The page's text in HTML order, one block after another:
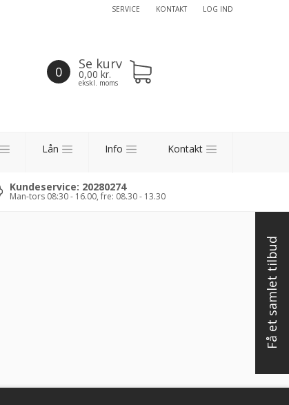
SERVICE KONTAKT LOG IND
0 Se kurv
0,00kr.
ekskl. moms
Lån Info Kontakt
Kundeservice: 20280274
Man-tors 08:30 - 16.00, fre: 08.30 - 13.30
Få et samlet tilbud